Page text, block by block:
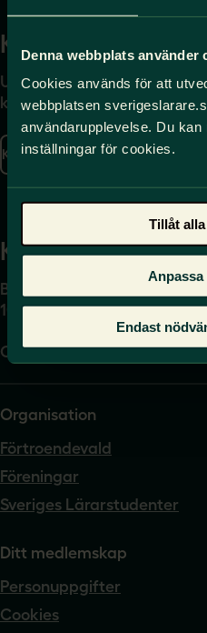
Denna webbplats använder
Cookies används för att
webbplatsen
användarupplevelse. Du
inställningar för cookies.
Tillåt
Anpassa
Endast
Kontakta
Uppgifter om hur du
kontaktar oss finns här.
Kontakta oss
Kansli
Box 17061
104 62 Stockholm
Org.nr. 802540-5542
Organisation
Förtroendevald
Föreningar
Sveriges Lärarstudenter
Ditt medlemskap
Personuppgifter
Cookies